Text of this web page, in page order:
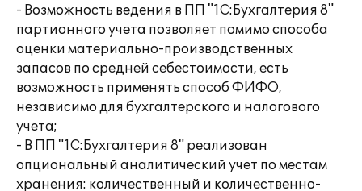
- Возможность ведения в ПП "1С:Бухгалтерия 8"
партионного учета позволяет помимо способа
оценки материально-производственных
запасов по средней себестоимости, есть
возможность применять способ ФИФО,
независимо для бухгалтерского и налогового
учета;
- В ПП "1С:Бухгалтерия 8" реализован
опциональный аналитический учет по местам
хранения: количественный и количественно-